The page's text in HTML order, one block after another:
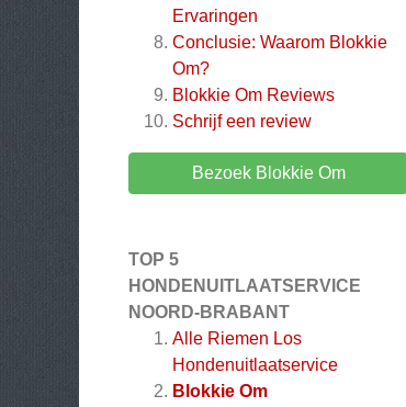
Ervaringen
Conclusie: Waarom Blokkie
Om?
Blokkie Om Reviews
Schrijf een review
Bezoek Blokkie Om
TOP 5
HONDENUITLAATSERVICE
NOORD-BRABANT
Alle Riemen Los
Hondenuitlaatservice
Blokkie Om